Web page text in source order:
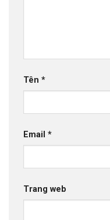
Tên *
Email *
Trang web